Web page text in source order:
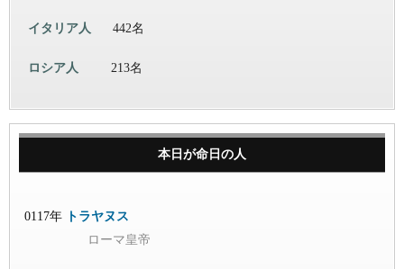
イタリア人 442名
ロシア人 213名
本日が命日の人
0117年 トラヤヌス
ローマ皇帝